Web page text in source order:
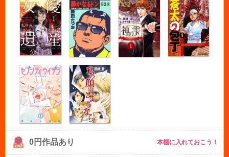
0円作品あり 本棚に入れておこう！